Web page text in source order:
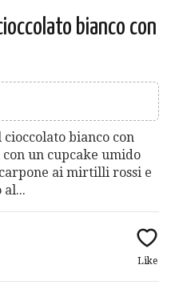
bianco con
bianco con
un cupcake umido
ai mirtilli rossi e
Like